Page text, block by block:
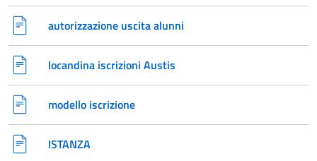
autorizzazione uscita alunni
locandina iscrizioni Austis
modello iscrizione
ISTANZA